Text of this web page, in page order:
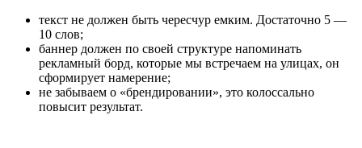
текст не должен быть чересчур емким. Достаточно 5 —
10 слов;
баннер должен по своей структуре напоминать
рекламный борд, которые мы встречаем на улицах, он
сформирует намерение;
не забываем о «брендировании», это колоссально
повысит результат.